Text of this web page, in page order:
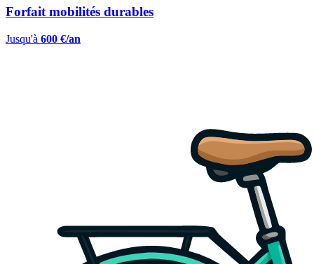
Forfait mobilités durables
Jusqu'à 600 €/an